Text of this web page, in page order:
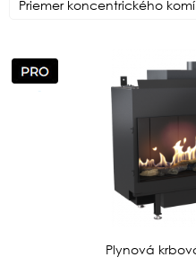
Priemer koncentrického
Plynová